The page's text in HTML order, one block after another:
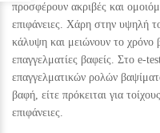
προσφέρουν ακριβές και
επιφάνειες. Χάρη στην υψηλή
κάλυψη και μειώνουν το χρόνο
επαγγελματίες βαφείς. Στο e-
επαγγελματικών ρολών
βαφή, είτε πρόκειται για
επιφάνειες.